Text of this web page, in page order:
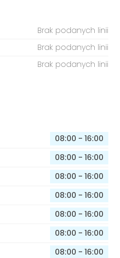
Brak podanych linii
Brak podanych linii
Brak podanych linii
08:00 - 16:00
08:00 - 16:00
08:00 - 16:00
08:00 - 16:00
08:00 - 16:00
08:00 - 16:00
08:00 - 16:00